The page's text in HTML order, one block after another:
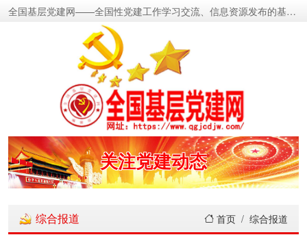
全国基层党建网——全国性党建工作学习交流、信息资源发布的基层党建新闻门户网
密切党群关系
传递党的声音
关注党建动态
展示党建成果
宣传党建成就
综合报道 首页 综合报道